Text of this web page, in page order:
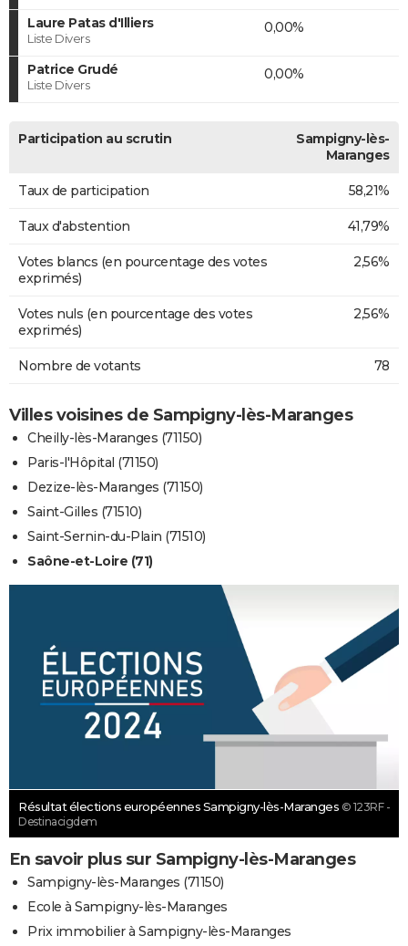
Laure Patas d'Illiers
Liste Divers
0,00%
Patrice Grudé
Liste Divers
0,00%
Participation au scrutin
Sampigny-lès-
Maranges
Taux de participation 58,21%
Taux d'abstention 41,79%
Votes blancs (en pourcentage des votes
exprimés)
2,56%
Votes nuls (en pourcentage des votes
exprimés)
2,56%
Nombre de votants 78
Villes voisines de Sampigny-lès-Maranges
Cheilly-lès-Maranges (71150)
Paris-l'Hôpital (71150)
Dezize-lès-Maranges (71150)
Saint-Gilles (71510)
Saint-Sernin-du-Plain (71510)
Saône-et-Loire (71)
Résultat élections européennes Sampigny-lès-Maranges © 123RF -
Destinacigdem
En savoir plus sur Sampigny-lès-Maranges
Sampigny-lès-Maranges (71150)
Ecole à Sampigny-lès-Maranges
Prix immobilier à Sampigny-lès-Maranges